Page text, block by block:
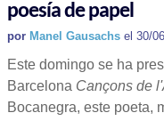
poesía de papel
por Manel Gausachs el 30/
Este domingo se ha
Barcelona Cançons de
Bocanegra, este poeta,